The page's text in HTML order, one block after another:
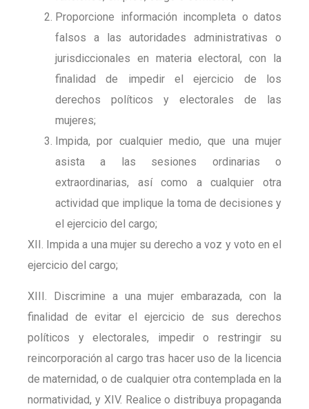
Proporcione información incompleta o datos
falsos a las autoridades administrativas o
jurisdiccionales en materia electoral, con la
finalidad de impedir el ejercicio de los
derechos políticos y electorales de las
mujeres;
Impida, por cualquier medio, que una mujer
asista a las sesiones ordinarias o
extraordinarias, así como a cualquier otra
actividad que implique la toma de decisiones y
el ejercicio del cargo;
XII. Impida a una mujer su derecho a voz y voto en el
ejercicio del cargo;
XIII. Discrimine a una mujer embarazada, con la
finalidad de evitar el ejercicio de sus derechos
políticos y electorales, impedir o restringir su
reincorporación al cargo tras hacer uso de la licencia
de maternidad, o de cualquier otra contemplada en la
normatividad, y XIV. Realice o distribuya propaganda